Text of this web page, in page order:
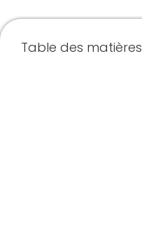
Table des matières